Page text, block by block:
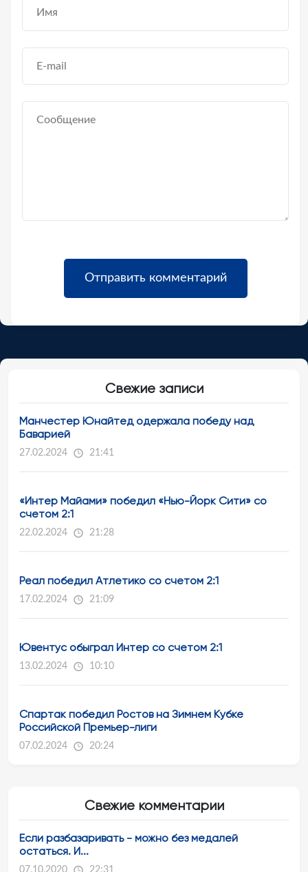
Свежие записи
Манчестер Юнайтед одержала победу над
Баварией
27.02.2024 21:41
«Интер Майами» победил «Нью-Йорк Сити» со
счетом 2:1
22.02.2024 21:28
Реал победил Атлетико со счетом 2:1
17.02.2024 21:09
Ювентус обыграл Интер со счетом 2:1
13.02.2024 10:10
Спартак победил Ростов на Зимнем Кубке
Российской Премьер-лиги
07.02.2024 20:24
Свежие комментарии
Если разбазаривать - можно без медалей
остаться. И...
07.10.2020 22:31